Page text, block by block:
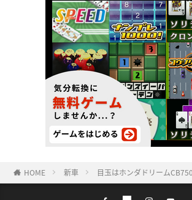
HOME 新車 目玉はホンダドリーム